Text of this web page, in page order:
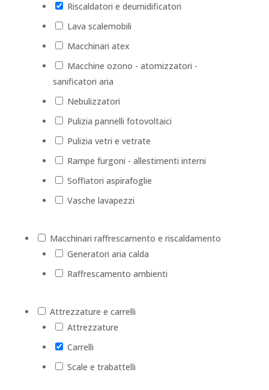
Riscaldatori e deumidificatori
Lava scalemobili
Macchinari atex
Macchine ozono - atomizzatori -
sanificatori aria
Nebulizzatori
Pulizia pannelli fotovoltaici
Pulizia vetri e vetrate
Rampe furgoni - allestimenti interni
Soffiatori aspirafoglie
Vasche lavapezzi
Macchinari raffrescamento e riscaldamento
Generatori aria calda
Raffrescamento ambienti
Attrezzature e carrelli
Attrezzature
Carrelli
Scale e trabattelli